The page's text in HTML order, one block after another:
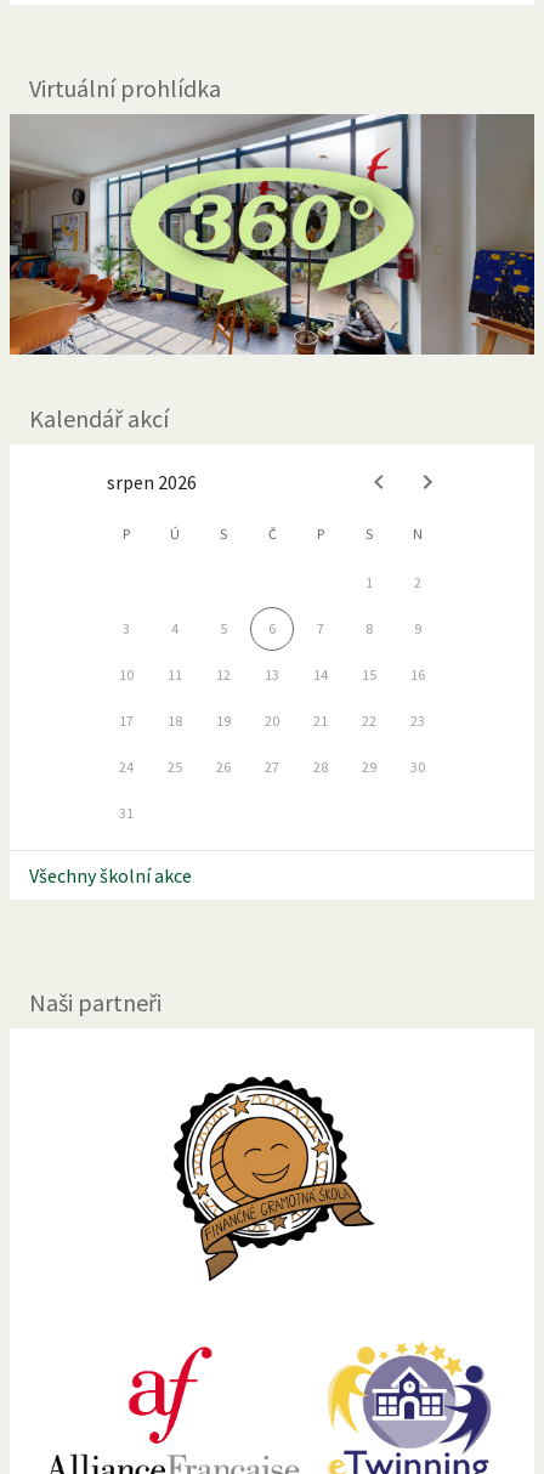
Virtuální prohlídka
Kalendář akcí
srpen 2026
P Ú S Č P S N
1 2
3 4 5 6 7 8 9
10 11 12 13 14 15 16
17 18 19 20 21 22 23
24 25 26 27 28 29 30
31
Všechny školní akce
Naši partneři